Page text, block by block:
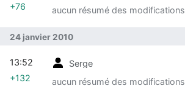
aucun résumé des modifications
+76
24 janvier 2010
Serge
aucun résumé des modifications
13:52
+132